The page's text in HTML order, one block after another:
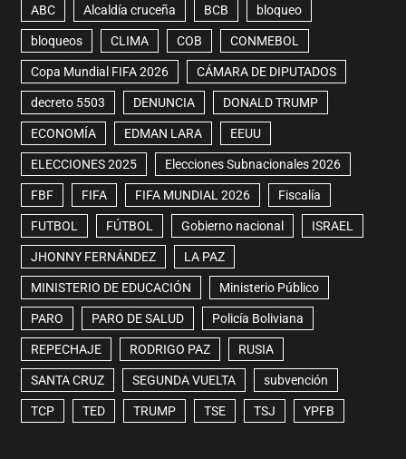
ABC Alcaldía cruceña BCB bloqueo
bloqueos CLIMA COB CONMEBOL
Copa Mundial FIFA 2026 CÁMARA DE DIPUTADOS
decreto 5503 DENUNCIA DONALD TRUMP
ECONOMÍA EDMAN LARA EEUU
ELECCIONES 2025 Elecciones Subnacionales 2026
FBF FIFA FIFA MUNDIAL 2026 Fiscalía
FUTBOL FÚTBOL Gobierno nacional ISRAEL
JHONNY FERNÁNDEZ LA PAZ
MINISTERIO DE EDUCACIÓN Ministerio Público
PARO PARO DE SALUD Policía Boliviana
REPECHAJE RODRIGO PAZ RUSIA
SANTA CRUZ SEGUNDA VUELTA subvención
TCP TED TRUMP TSE TSJ YPFB